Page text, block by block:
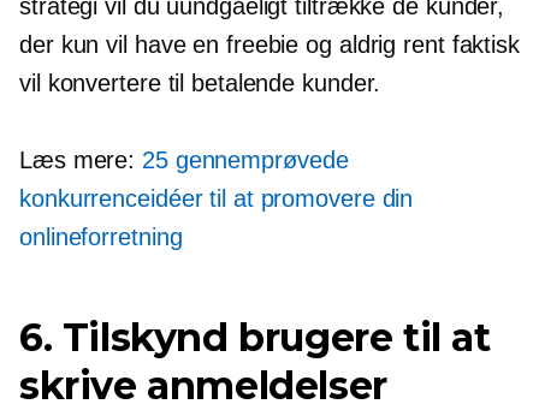
strategi vil du uundgåeligt tiltrække de kunder,
der kun vil have en freebie og aldrig rent faktisk
vil konvertere til betalende kunder.
Læs mere: 25 gennemprøvede
konkurrenceidéer til at promovere din
onlineforretning
6. Tilskynd brugere til at
skrive anmeldelser